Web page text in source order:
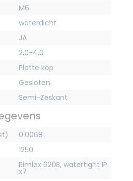
M6
waterdicht
JA
2,0-4,0
Platte kop
Gesloten
Semi-Zeskant
0.0068
1250
Rimlex 620B, watertight IP
x7